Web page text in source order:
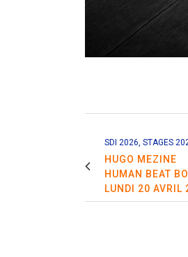
SDI 2026, STAGES
HUGO MEZINE
HUMAN BEAT
LUNDI 20 AVRIL